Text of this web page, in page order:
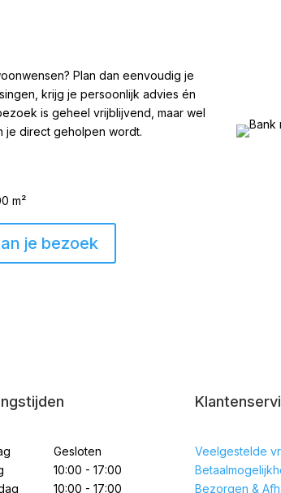
Plan dan eenvoudig je
krijg je persoonlijk advies én
is geheel vrijblijvend, maar wel
je direct geholpen wordt.
m²
je bezoek
Gesloten
10:00 - 17:00
10:00 - 17:00
Veelgestelde
Bezorgen &